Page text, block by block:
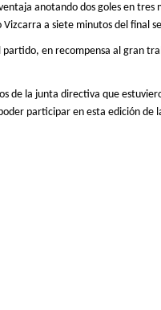
anotando dos goles en
a siete minutos del final
partido, en recompensa al gran
de la junta directiva que
participar en esta edición de